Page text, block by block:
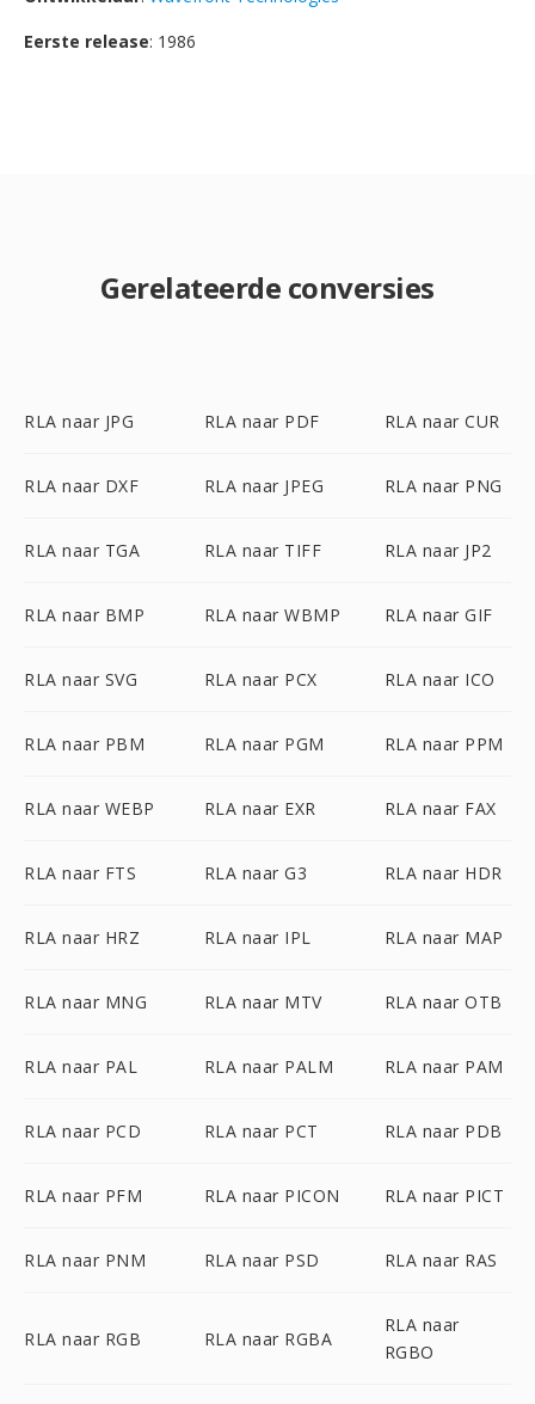
Eerste release: 1986
Gerelateerde conversies
RLA naar JPG RLA naar PDF RLA naar CUR
RLA naar DXF RLA naar JPEG RLA naar PNG
RLA naar TGA RLA naar TIFF RLA naar JP2
RLA naar BMP RLA naar WBMP RLA naar GIF
RLA naar SVG RLA naar PCX RLA naar ICO
RLA naar PBM RLA naar PGM RLA naar PPM
RLA naar WEBP RLA naar EXR RLA naar FAX
RLA naar FTS RLA naar G3 RLA naar HDR
RLA naar HRZ RLA naar IPL RLA naar MAP
RLA naar MNG RLA naar MTV RLA naar OTB
RLA naar PAL RLA naar PALM RLA naar PAM
RLA naar PCD RLA naar PCT RLA naar PDB
RLA naar PFM RLA naar PICON RLA naar PICT
RLA naar PNM RLA naar PSD RLA naar RAS
RLA naar RGB RLA naar RGBA
RLA naar
RGBO